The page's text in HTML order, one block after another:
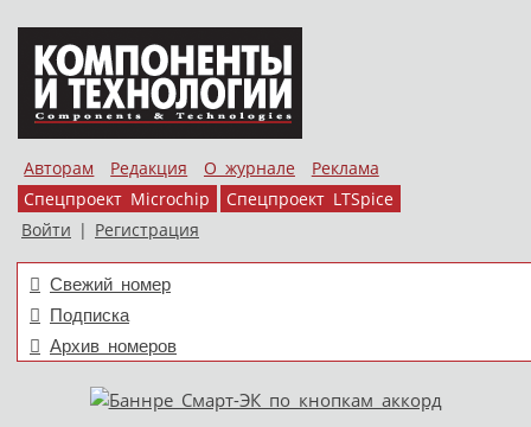
Авторам Редакция О журнале
Реклама
Спецпроект Microchip
Спецпроект LTSpice
Войти | Регистрация
Свежий номер
Подписка
Архив номеров